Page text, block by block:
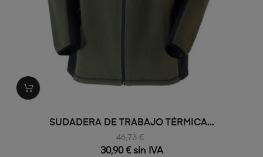
SUDADERA DE TRABAJO TÉRMICA...
46,73 €
30,90 € sin IVA